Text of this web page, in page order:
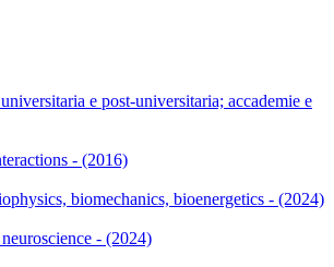
e post-universitaria; accademie e
- (2016)
biomechanics, bioenergetics - (2024)
- (2024)